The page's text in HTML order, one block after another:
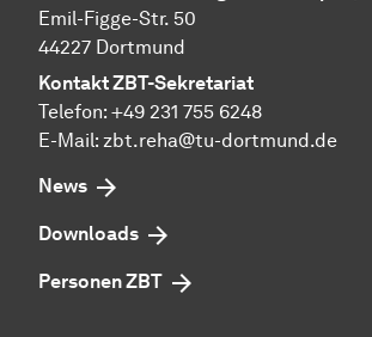
Emil-Figge-Str. 50
44227 Dortmund
Kontakt ZBT-Sekretariat
Telefon: +49 231 755 6248
E-Mail: zbt.reha@tu-dortmund.de
News
Downloads
Personen ZBT